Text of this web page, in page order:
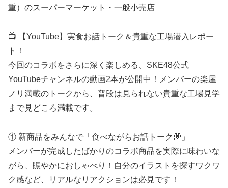
重）のスーパーマーケット・一般小売店
📺 【YouTube】実食お話トーク＆貴重な工場潜入レポー
ト！
今回のコラボをさらに深く楽しめる、SKE48公式
YouTubeチャンネルの動画2本が公開中！メンバーの楽屋
ノリ満載のトークから、普段は見られない貴重な工場見学
まで見どころ満載です。
① 新商品をみんなで「食べながらお話トーク💭」
メンバーが完成したばかりのコラボ商品を実際に味わいな
がら、賑やかにおしゃべり！自分のイラストを探すワクワ
ク感など、リアルなリアクションは必見です！